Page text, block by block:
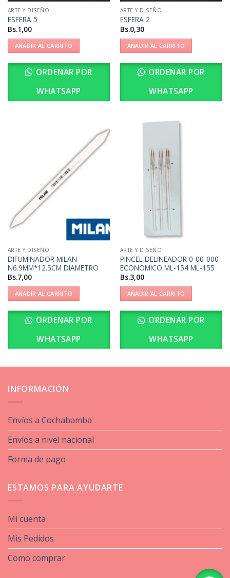
ARTE Y DISEÑO
ESFERA 5
Bs.1,00
AÑADIR AL CARRITO
ORDENAR POR
WHATSAPP
ARTE Y DISEÑO
ESFERA 2
Bs.0,30
AÑADIR AL CARRITO
ORDENAR POR
WHATSAPP
ARTE Y DISEÑO
DIFUMINADOR MILAN
N6.9MM*12.5CM DIAMETRO
Bs.7,00
AÑADIR AL CARRITO
ORDENAR POR
WHATSAPP
ARTE Y DISEÑO
PINCEL DELINEADOR 0-00-000
ECONOMICO ML-154 ML-155
Bs.3,00
AÑADIR AL CARRITO
ORDENAR POR
WHATSAPP
INFORMACIÓN
Envíos a Cochabamba
Envíos a nivel nacional
Forma de pago
ESTAMOS PARA AYUDARTE
Mi cuenta
Mis Pedidos
Como comprar